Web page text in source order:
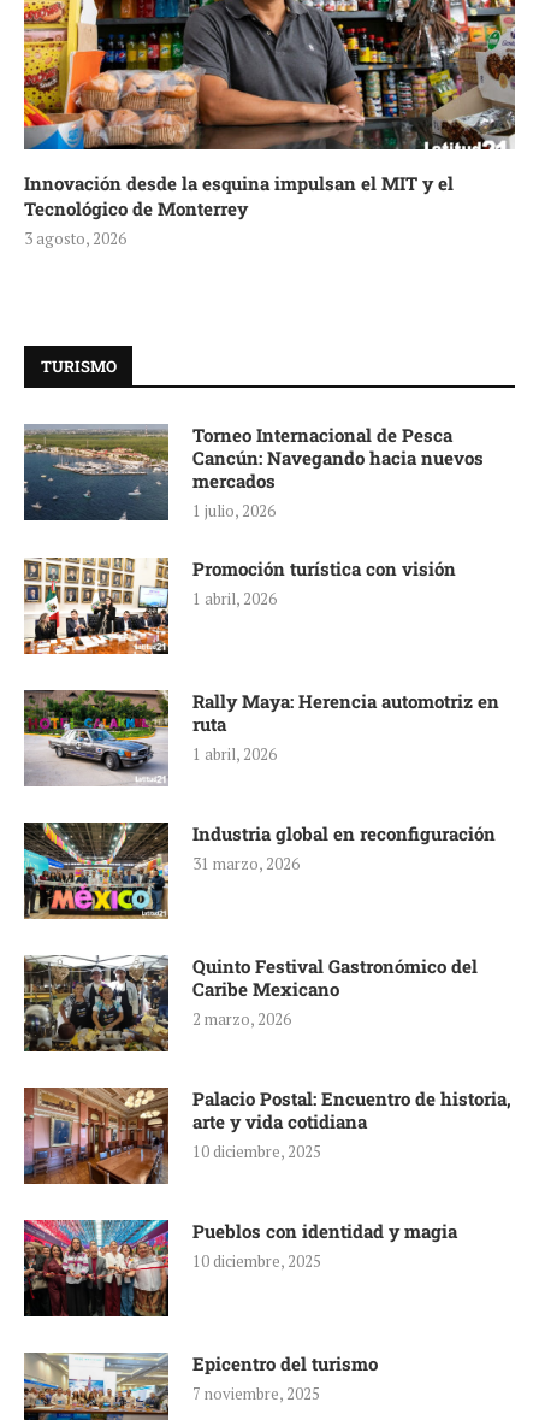
Innovación desde la esquina impulsan el MIT y el
Tecnológico de Monterrey
3 agosto, 2026
TURISMO
Torneo Internacional de Pesca
Cancún: Navegando hacia nuevos
mercados
1 julio, 2026
Promoción turística con visión
1 abril, 2026
Rally Maya: Herencia automotriz en
ruta
1 abril, 2026
Industria global en reconfiguración
31 marzo, 2026
Quinto Festival Gastronómico del
Caribe Mexicano
2 marzo, 2026
Palacio Postal: Encuentro de historia,
arte y vida cotidiana
10 diciembre, 2025
Pueblos con identidad y magia
10 diciembre, 2025
Epicentro del turismo
7 noviembre, 2025